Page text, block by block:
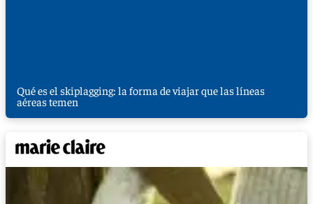
Qué es el skiplagging: la forma de viajar que las líneas
aéreas temen